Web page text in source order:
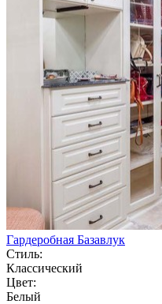
Гардеробная Базавлук
Стиль:
Классический
Цвет:
Белый